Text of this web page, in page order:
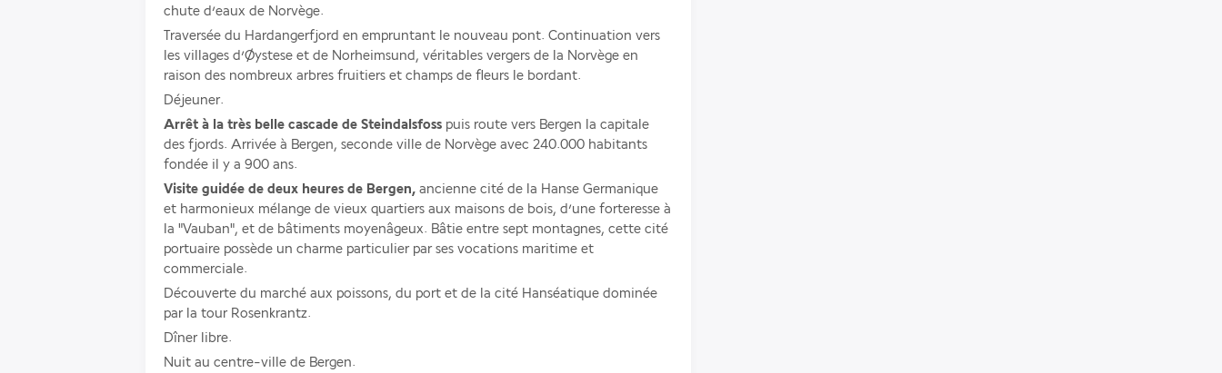
chute d’eaux de Norvège.
Traversée du Hardangerfjord en empruntant le nouveau pont. Continuation vers
les villages d’Øystese et de Norheimsund, véritables vergers de la Norvège en
raison des nombreux arbres fruitiers et champs de fleurs le bordant.
Déjeuner.
Arrêt à la très belle cascade de Steindalsfoss puis route vers Bergen la capitale
des fjords. Arrivée à Bergen, seconde ville de Norvège avec 240.000 habitants
fondée il y a 900 ans.
Visite guidée de deux heures de Bergen, ancienne cité de la Hanse Germanique
et harmonieux mélange de vieux quartiers aux maisons de bois, d’une forteresse à
la "Vauban", et de bâtiments moyenâgeux. Bâtie entre sept montagnes, cette cité
portuaire possède un charme particulier par ses vocations maritime et
commerciale.
Découverte du marché aux poissons, du port et de la cité Hanséatique dominée
par la tour Rosenkrantz.
Dîner libre.
Nuit au centre-ville de Bergen.